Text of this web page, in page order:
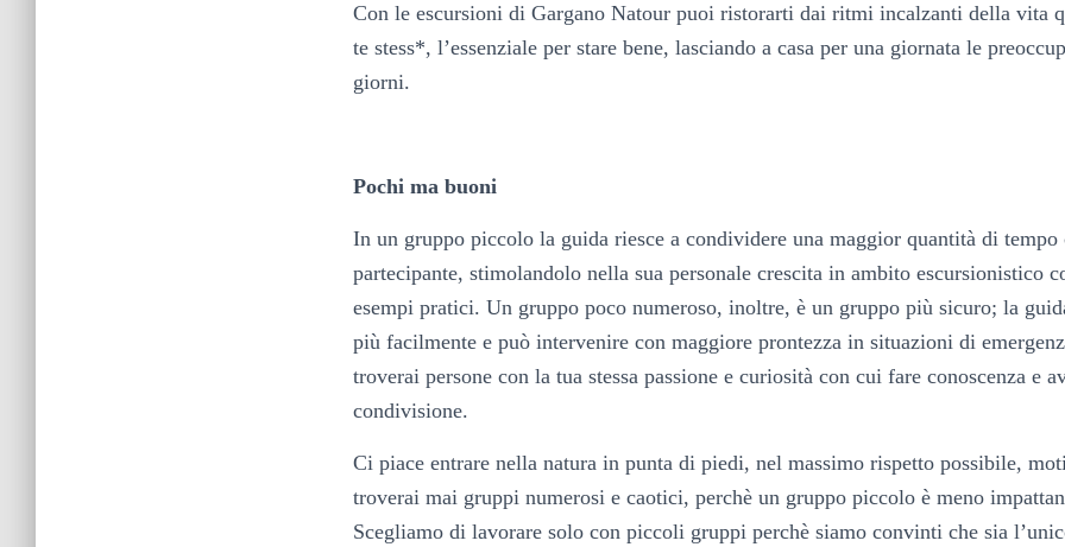
Con le escursioni di Gargano Natour puoi ristorarti dai ritmi incalzanti della vita
te stess*, l’essenziale per stare bene, lasciando a casa per una giornata le
giorni.
Pochi ma buoni
In un gruppo piccolo la guida riesce a condividere una maggior quantità di tempo
partecipante, stimolandolo nella sua personale crescita in ambito escursionistico
esempi pratici. Un gruppo poco numeroso, inoltre, è un gruppo più sicuro; la
più facilmente e può intervenire con maggiore prontezza in situazioni di
troverai persone con la tua stessa passione e curiosità con cui fare conoscenza e
condivisione.
Ci piace entrare nella natura in punta di piedi, nel massimo rispetto possibile,
troverai mai gruppi numerosi e caotici, perchè un gruppo piccolo è meno
Scegliamo di lavorare solo con piccoli gruppi perchè siamo convinti che sia